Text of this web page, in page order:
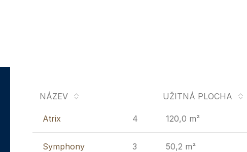
NÁZEV UŽITNÁ PLOCHA
Atrix 4 120,0 m²
Symphony 3 50,2 m²